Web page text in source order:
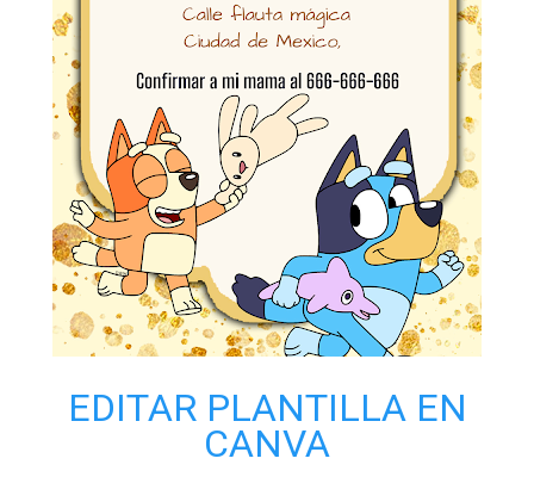
EDITAR PLANTILLA EN
CANVA